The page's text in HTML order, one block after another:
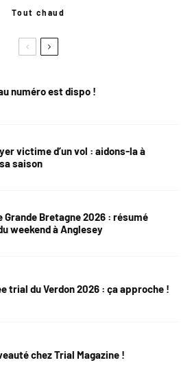
Tout chaud
numéro est dispo !
victime d’un vol : aidons-la à
saison
Grande Bretagne 2026 : résumé
weekend à Anglesey
trial du Verdon 2026 : ça approche !
chez Trial Magazine !